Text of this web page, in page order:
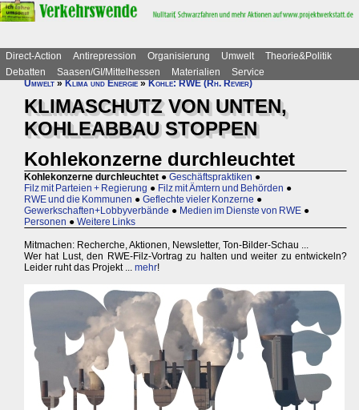
Direct-Action Antirepression Organisierung Umwelt
Theorie&Politik
Debatten
Saasen/GI/Mittelhessen Materialien
Service
Umwelt»Klima und Energie»Kohle: RWE (Rh. Revier)
KLIMASCHUTZ VON UNTEN,
KOHLEABBAU STOPPEN
Kohlekonzerne durchleuchtet
Kohlekonzerne durchleuchtet ● Geschäftspraktiken ●
Filz mit Parteien + Regierung ● Filz mit Ämtern und Behörden ●
RWE und die Kommunen ● Geflechte vieler Konzerne ●
Gewerkschaften+Lobbyverbände ● Medien im Dienste von RWE ●
Personen ● Weitere Links
Mitmachen: Recherche, Aktionen, Newsletter, Ton-Bilder-Schau ...
Wer hat Lust, den RWE-Filz-Vortrag zu halten und weiter zu entwickeln?
Leider ruht das Projekt ... mehr!